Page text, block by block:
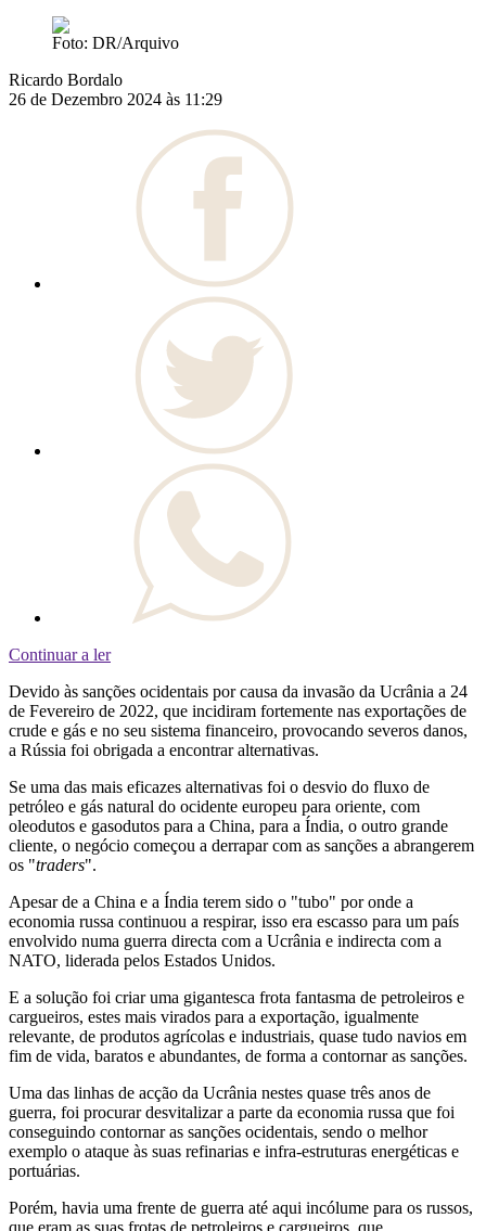
Foto: DR/Arquivo
Ricardo Bordalo
26 de Dezembro 2024 às 11:29
Continuar a ler
Devido às sanções ocidentais por causa da invasão da Ucrânia a 24
de Fevereiro de 2022, que incidiram fortemente nas exportações de
crude e gás e no seu sistema financeiro, provocando severos danos,
a Rússia foi obrigada a encontrar alternativas.
Se uma das mais eficazes alternativas foi o desvio do fluxo de
petróleo e gás natural do ocidente europeu para oriente, com
oleodutos e gasodutos para a China, para a Índia, o outro grande
cliente, o negócio começou a derrapar com as sanções a abrangerem
os "traders".
Apesar de a China e a Índia terem sido o "tubo" por onde a
economia russa continuou a respirar, isso era escasso para um país
envolvido numa guerra directa com a Ucrânia e indirecta com a
NATO, liderada pelos Estados Unidos.
E a solução foi criar uma gigantesca frota fantasma de petroleiros e
cargueiros, estes mais virados para a exportação, igualmente
relevante, de produtos agrícolas e industriais, quase tudo navios em
fim de vida, baratos e abundantes, de forma a contornar as sanções.
Uma das linhas de acção da Ucrânia nestes quase três anos de
guerra, foi procurar desvitalizar a parte da economia russa que foi
conseguindo contornar as sanções ocidentais, sendo o melhor
exemplo o ataque às suas refinarias e infra-estruturas energéticas e
portuárias.
Porém, havia uma frente de guerra até aqui incólume para os russos,
que eram as suas frotas de petroleiros e cargueiros, que